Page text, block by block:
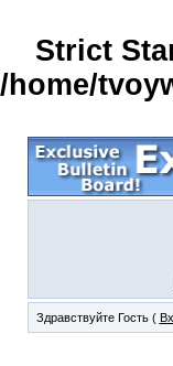
Strict
/home/
Здравствуйте Гость (